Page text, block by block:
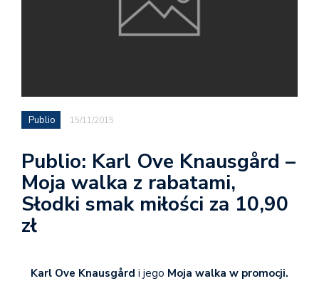
Publio 15/11/2015
Publio: Karl Ove Knausgård –
Moja walka z rabatami,
Słodki smak miłości za 10,90
zł
Karl Ove Knausgård i jego Moja walka w promocji.